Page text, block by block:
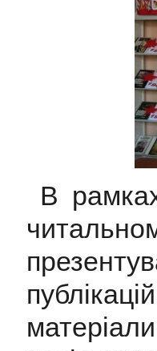
В